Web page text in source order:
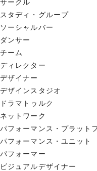
サークル
スタディ・グループ
ソーシャルバー
ダンサー
チーム
ディレクター
デザイナー
デザインスタジオ
ドラマトゥルク
ネットワーク
パフォーマンス・プラット
パフォーマンス・ユニット
パフォーマー
ビジュアルデザイナー